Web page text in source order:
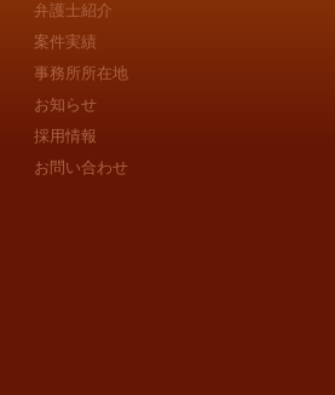
弁護士紹介
案件実績
事務所所在地
お知らせ
採用情報
お問い合わせ